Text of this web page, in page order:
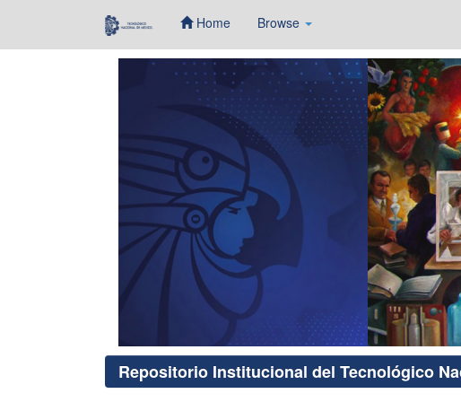
Home Browse
Repositorio Institucional del Tecnológico